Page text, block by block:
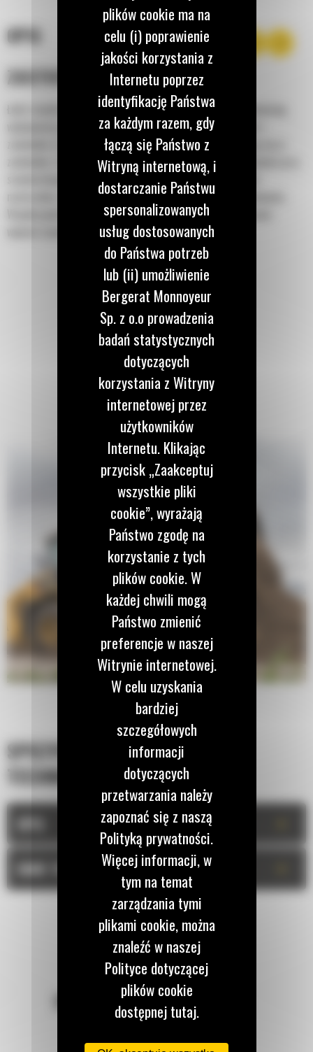
OPIS
ZASTOSOWANIE
Łyżki standardowe z serii Performance cechują się zrównoważoną
wydajnością podczas usypywania, przeładunku, wykopywania i
załadunku ze skarp. Jak sugeruje nazwa, te łyżki sprawdzają się w
załadunku z hałd i skarp. Zostały zaprojektowane do stosowania przy
standardowych siłach odspajania i standardowej twardości
materiałów. Idealne do przeciągania materiału do tyłu i równania.
Współczynnik napełnienia łyżek o zwiększonej wydajności może
wynosić nawet 115% znamionowej pojemności.
SPECYFIKACJA
TECHNICZNA
DANE TECHNICZNE
POZOSTAŃMY W KONTAKCIE
plików cookie ma na
celu (i) poprawienie
jakości korzystania z
Internetu poprzez
identyfikację Państwa
za każdym razem, gdy
łączą się Państwo z
Witryną internetową, i
dostarczanie Państwu
spersonalizowanych
usług dostosowanych
do Państwa potrzeb
lub (ii) umożliwienie
Bergerat Monnoyeur
Sp. z o.o prowadzenia
badań statystycznych
dotyczących
korzystania z Witryny
internetowej przez
użytkowników
Internetu. Klikając
przycisk „Zaakceptuj
wszystkie pliki
cookie”, wyrażają
Państwo zgodę na
korzystanie z tych
plików cookie. W
każdej chwili mogą
Państwo zmienić
preferencje w naszej
Witrynie internetowej.
W celu uzyskania
bardziej
szczegółowych
informacji
dotyczących
przetwarzania należy
zapoznać się z naszą
Polityką prywatności.
Więcej informacji, w
tym na temat
zarządzania tymi
plikami cookie, można
znaleźć w naszej
Polityce dotyczącej
plików cookie
dostępnej tutaj.